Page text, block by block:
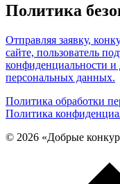
Политика
Отправляя заявку,
сайте, пользователь
конфиденциальности и
персональных данных.
Политика обработки
Политика
© 2026 «Добрые